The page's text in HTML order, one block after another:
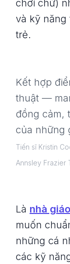
chơi chữ)
và kỹ năng
trẻ.
Kết hợp
thuật —
đồng cảm,
của những
Tiến sĩ Kristin
Annsley Frazier
Là nhà
muốn
những cá
các kỹ